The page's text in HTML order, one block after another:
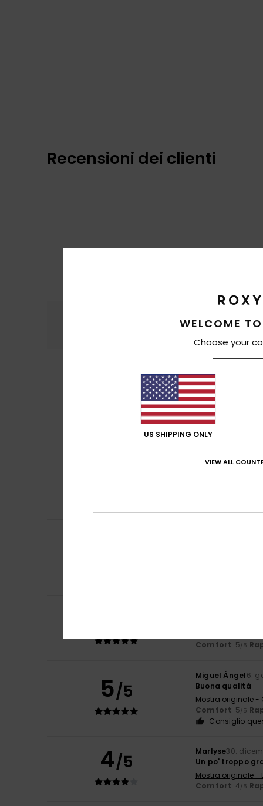
Recensioni dei clienti
Nathalie
.
Mostra originale -
Comfort
Veronica11.
Comfort: 5/5
5/5
Miguel Ángel6.
Buona qualità
Mostra originale -
Comfort: 5/5
Consiglio
4/5 Marlyse30.
Un po' troppo
Mostra originale -
Comfort: 4/5
WELCOME
Choose your
US SHIPPING ONLY
VIEW ALL